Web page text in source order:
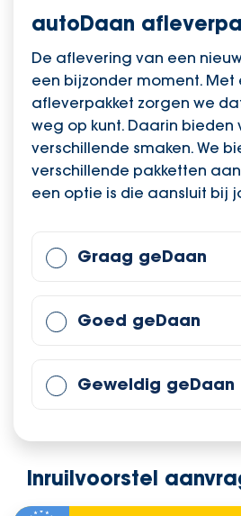
autoDaan
De aflevering van een
een bijzonder moment. Met
afleverpakket zorgen we
weg op kunt. Daarin bieden
verschillende smaken. We
verschillende pakketten
een optie is die aansluit bij
Graag geDaan
Goed geDaan
Geweldig geDaan
Inruilvoorstel